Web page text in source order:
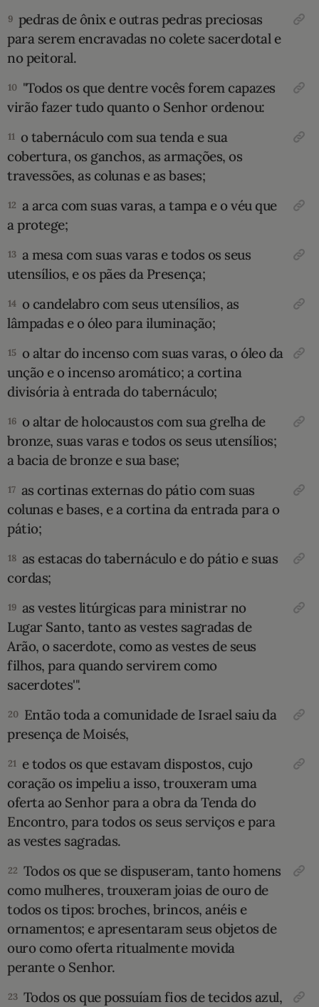
9 pe­dras de ônix e outras pedras preciosas
para se­rem encravadas no colete sacerdotal e
no peito­ral.
10 "Todos os que dentre vocês forem ca­pazes
virão fazer tudo quanto o Senhor orde­nou:
11 o tabernáculo com sua tenda e sua
cober­tura, os ganchos, as armações, os
travessões, as colunas e as bases;
12 a arca com suas varas, a tampa e o véu que
a protege;
13 a mesa com suas varas e todos os seus
utensílios, e os pães da Presença;
14 o candelabro com seus utensílios, as
lâmpadas e o óleo para iluminação;
15 o altar do incenso com suas varas, o óleo da
unção e o incenso aromático; a cortina
divisória à entrada do tabernáculo;
16 o altar de holocaustos com sua grelha de
bron­ze, suas varas e todos os seus utensílios;
a bacia de bronze e sua base;
17 as cortinas externas do pátio com suas
colunas e bases, e a cortina da entrada para o
pátio;
18 as estacas do tabernáculo e do pátio e suas
cordas;
19 as vestes litúrgicas para ministrar no
Lugar Santo, tanto as vestes sagradas de
Arão, o sacer­dote, como as vestes de seus
filhos, para quan­do servirem como
sacerdotes'".
20 Então toda a comunidade de Israel saiu da
presença de Moisés,
21 e todos os que estavam dispostos, cujo
coração os impeliu a isso, trou­xeram uma
oferta ao Senhor para a obra da Tenda do
Encontro, para todos os seus serviços e para
as vestes sagradas.
22 Todos os que se dispuseram, tanto homens
como mulheres, trouxeram joias de ouro de
todos os tipos: broches, brincos, anéis e
ornamentos; e apresentaram seus objetos de
ouro como oferta ritualmente movida
perante o Senhor.
23 Todos os que pos­suíam fios de tecidos azul,